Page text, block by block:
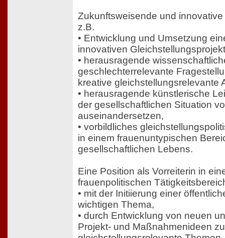
Zukunftsweisende und
z.B.
• Entwicklung und Umsetzung
innovativen
• herausragende
geschlechterrelevante
kreative gleichstellungsrelevante
• herausragende künstlerische
der gesellschaftlichen Situation
auseinandersetzen,
• vorbildliches
in einem frauenuntypischen
gesellschaftlichen Lebens.
Eine Position als Vorreiterin in
frauenpolitischen
• mit der Initiierung einer
wichtigen Thema,
• durch Entwicklung von neuen
Projekt- und Maßnahmenideen